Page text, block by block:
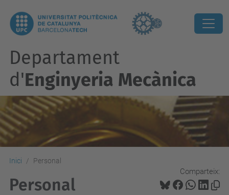
Departament
d'Enginyeria Mecànica
Inici Personal
Comparteix:
Personal